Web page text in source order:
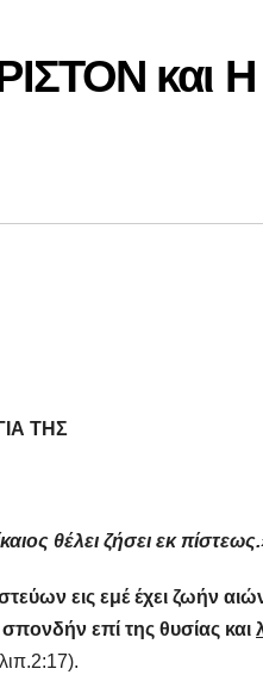
και
ΤΗΣ
θέλει ζήσει εκ
εις εμέ έχει ζωήν
επί της θυσίας και